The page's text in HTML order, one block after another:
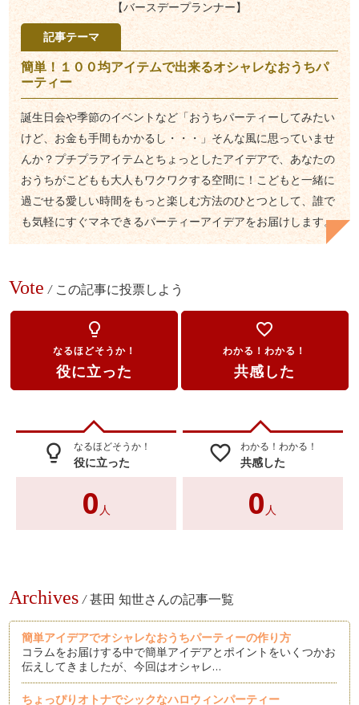
【バースデープランナー】
記事テーマ
簡単！１００均アイテムで出来るオシャレなおうちパ
ーティー
誕生日会や季節のイベントなど「おうちパーティーしてみたい
けど、お金も手間もかかるし・・・」そんな風に思っていませ
んか？プチプラアイテムとちょっとしたアイデアで、あなたの
おうちがこどもも大人もワクワクする空間に！こどもと一緒に
過ごせる愛しい時間をもっと楽しむ方法のひとつとして、誰で
も気軽にすぐマネできるパーティーアイデアをお届けします。
Vote / この記事に投票しよう
lightbulb_outline
なるほどそうか！
役に立った
favorite_border
わかる！わかる！
共感した
lightbulb_outline なるほどそうか！
役に立った
0 人
favorite_border わかる！わかる！
共感した
0 人
Archives / 甚田 知世さんの記事一覧
簡単アイデアでオシャレなおうちパーティーの作り方
コラムをお届けする中で簡単アイデアとポイントをいくつかお
伝えしてきましたが、今回はオシャレ…
ちょっぴりオトナでシックなハロウィンパーティー